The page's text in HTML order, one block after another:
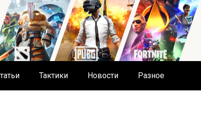
Тактики Новости Разное